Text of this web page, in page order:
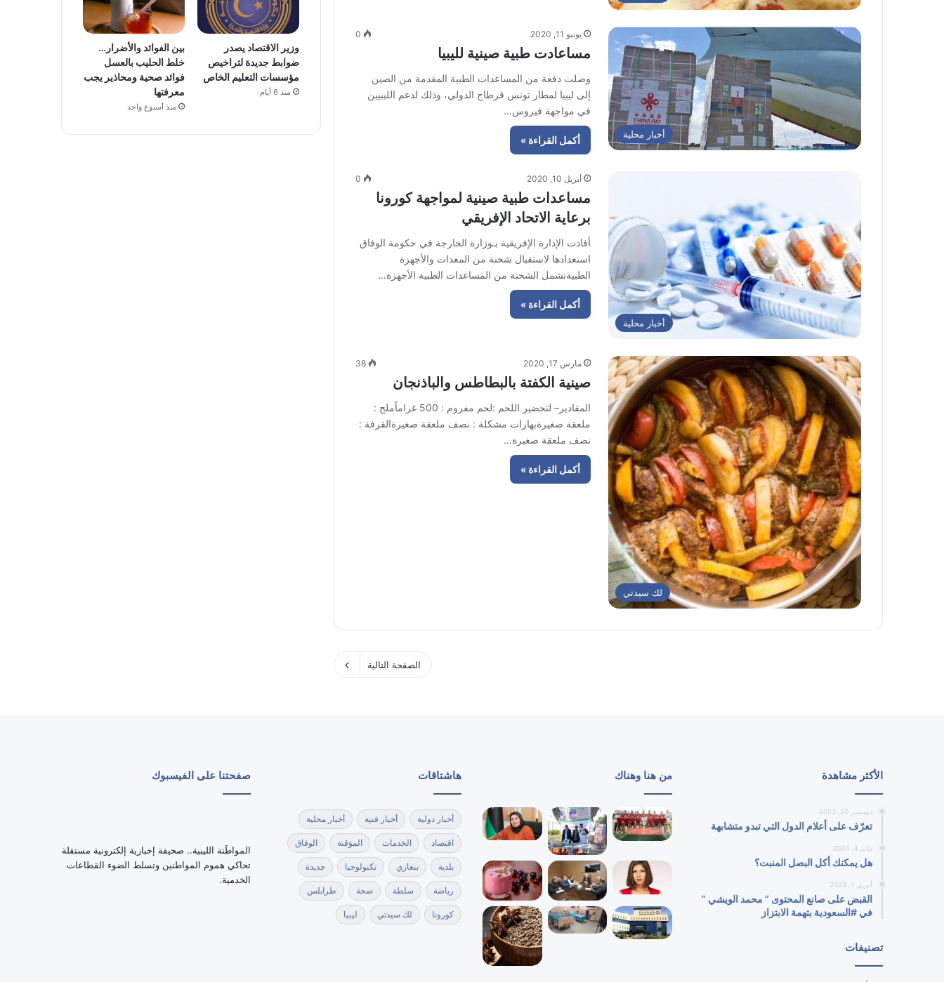
أخبار محلية
يونيو 11, 2020 0
مساعادت طبية صينية لليبيا
وصلت دفعة من المساعدات الطبية المقدمة من الصين
إلى ليبيا لمطار تونس قرطاج الدولي، وذلك لدعم الليبيين
في مواجهة فيروس…
أكمل القراءة »
أخبار محلية
أبريل 10, 2020 0
مساعدات طبية صينية لمواجهة كورونا
برعاية الاتحاد الإفريقي
أفادت الإدارة الإفريقية بـوزارة الخارجة في حكومة الوفاق
استعدادها لاستقبال شحنة من المعدات والأجهزة
الطبيةتشمل الشحنة من المساعدات الطبية الأجهزة…
أكمل القراءة »
لك سيدتي
مارس 17, 2020 38
صينية الكفتة بالبطاطس والباذنجان
المقادير– لتحضير اللحم :لحم مفروم : 500 غراماًملح :
ملعقة صغيرةبهارات مشكلة : نصف ملعقة صغيرةالقرفة :
نصف ملعقة صغيرة…
أكمل القراءة »
الصفحة التالية
وزير الاقتصاد يصدر
ضوابط جديدة لتراخيص
مؤسسات التعليم الخاص
منذ 6 أيام
بين الفوائد والأضرار…
خلط الحليب بالعسل
فوائد صحية ومحاذير يجب
معرفتها
منذ أسبوع واحد
الأكثر مشاهدة
ديسمبر 20, 2023
تعرّف على أعلام الدول التي تبدو متشابهة
يناير 4, 2024
هل يمكنك أكل البصل المنبت؟
أبريل 1, 2024
القبض على صانع المحتوى ” محمد الويشي ”
في #السعودية بتهمة الابتزاز
تصنيفات
من هنا وهناك هاشتاقات
أخبار دولية أخبار فنية أخبار محلية
اقتصاد الخدمات المؤقتة الوفاق
بلدية بنغازي تكنولوجيا جديدة
رياضة سلطة صحة طرابلس
كورونا لك سيدتي ليبيا
صفحتنا على الفيسبوك
‏المواطَنة الليبية.. صحيفة إخبارية إلكترونية مستقلة
تحاكي هموم المواطنين وتسلط الضوء القطاعات
الخدمية.